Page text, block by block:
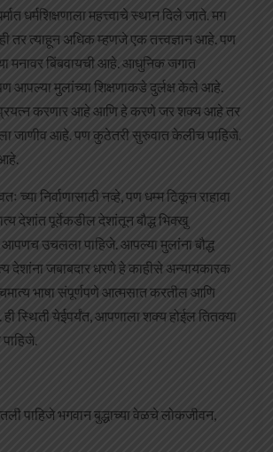
धर्मशिक्षणाला महत्त्वाचे स्थान दिले जाते. मग
तर त्याहून अधिक म्हणजे एक तत्त्वज्ञान आहे. पण
मनावर बिंबवायची आहे. आधुनिक जगात
आपल्या मुलांच्या शिक्षणाकडे दुर्लक्ष केले आहे.
प्रयत्न करणार आहे आणि हे करणे जर शक्य आहे तर
जाणीव आहे. पण कुठेतरी सुरुवात केलीच पाहिजे.
च्या निर्वाणासाठी नव्हे, पण धम्म टिकून राहावा
देशांत पूर्वेकडील देशांतून बौद्ध भिक्खु
आपणच उचलला पाहिजे. आपल्या मुलांना बौद्ध
देशांना जबाबदार धरणे हे काहीसे अन्यायकारक
भाषा संपूर्णपणे आत्मसात करतील आणि
ही स्थिती येईपर्यंत, आपणाला शक्य होईल तितक्या
पाहिजे भगवान बुद्धाच्या वेळचे लोकजीवन,